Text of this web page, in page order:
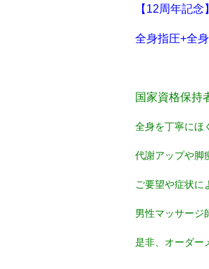
【12周年記
全身指圧+全
国家資格保持
全身を丁寧にほ
代謝アップや
ご要望や症状に
男性マッサージ
是非、オーダー